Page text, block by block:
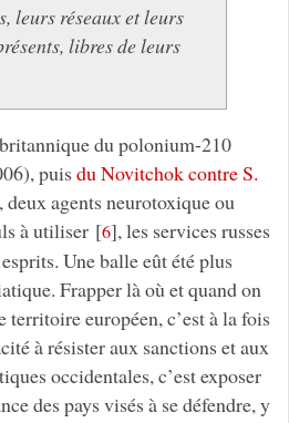
leurs réseaux et leurs
libres de leurs
du polonium-210
puis du Novitchok contre S.
, deux agents neurotoxique ou
à utiliser[6], les services russes
Une balle eût été plus
Frapper là où et quand on
territoire européen, c’est à la fois
à résister aux sanctions et aux
occidentales, c’est exposer
des pays visés à se défendre, y